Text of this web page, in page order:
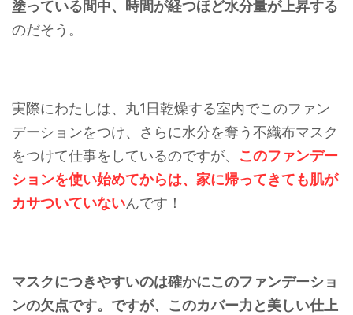
塗っている間中、時間が経つほど水分量が上昇する
のだそう。
実際にわたしは、丸1日乾燥する室内でこのファン
デーションをつけ、さらに水分を奪う不織布マスク
をつけて仕事をしているのですが、 このファンデー
ションを使い始めてからは、家に帰ってきても肌が
カサついていないんです！
マスクにつきやすいのは確かにこのファンデーショ
ンの欠点です。ですが、このカバー力と美しい仕上